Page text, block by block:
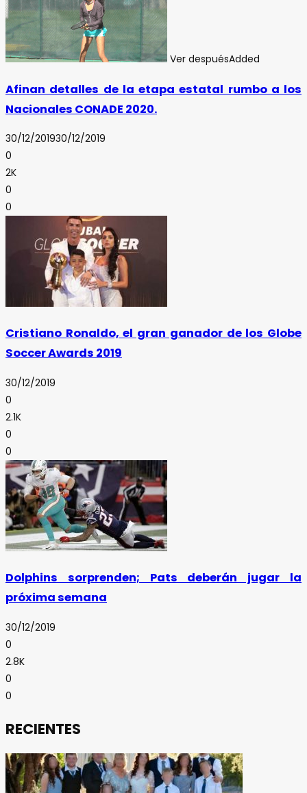
Ver despuésAdded
Afinan detalles de la etapa estatal rumbo a los
Nacionales CONADE 2020.
30/12/201930/12/2019
0
2K
0
0
Cristiano Ronaldo, el gran ganador de los Globe
Soccer Awards 2019
30/12/2019
0
2.1K
0
0
Dolphins sorprenden; Pats deberán jugar la
próxima semana
30/12/2019
0
2.8K
0
0
RECIENTES